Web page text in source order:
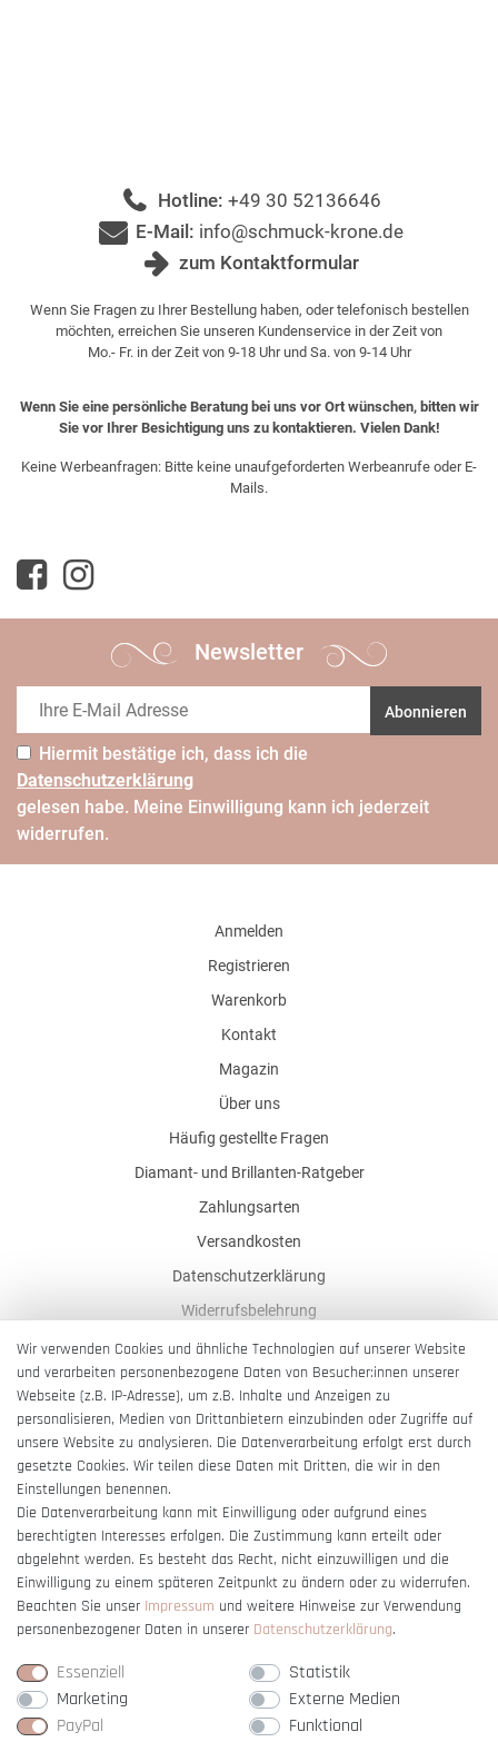
Hotline: +49 30 52136646
E-Mail: info@schmuck-krone.de
zum Kontaktformular
Wenn Sie Fragen zu Ihrer Bestellung haben, oder telefonisch bestellen
möchten, erreichen Sie unseren Kundenservice in der Zeit von
Mo.- Fr. in der Zeit von 9-18 Uhr und Sa. von 9-14 Uhr
Wenn Sie eine persönliche Beratung bei uns vor Ort wünschen, bitten wir
Sie vor Ihrer Besichtigung uns zu kontaktieren. Vielen Dank!
Keine Werbeanfragen: Bitte keine unaufgeforderten Werbeanrufe oder E-
Mails.
Newsletter
Abonnieren
Hiermit bestätige ich, dass ich die
Daten­schutz­erklärung
gelesen habe. Meine Einwilligung kann ich jederzeit
widerrufen.
Anmelden
Registrieren
Warenkorb
Kontakt
Magazin
Über uns
Häufig gestellte Fragen
Diamant- und Brillanten-Ratgeber
Zahlungsarten
Versandkosten
Datenschutzerklärung
Widerrufsbelehrung
AGB
Impressum
Barrierefreiheitserklärung
Vertrag widerrufen
Wir verwenden Cookies und ähnliche Technologien auf unserer Website
und verarbeiten personenbezogene Daten von Besucher:innen unserer
Webseite (z.B. IP-Adresse), um z.B. Inhalte und Anzeigen zu
personalisieren, Medien von Drittanbietern einzubinden oder Zugriffe auf
unsere Website zu analysieren. Die Datenverarbeitung erfolgt erst durch
gesetzte Cookies. Wir teilen diese Daten mit Dritten, die wir in den
Einstellungen benennen.
Die Datenverarbeitung kann mit Einwilligung oder aufgrund eines
berechtigten Interesses erfolgen. Die Zustimmung kann erteilt oder
abgelehnt werden. Es besteht das Recht, nicht einzuwilligen und die
Einwilligung zu einem späteren Zeitpunkt zu ändern oder zu widerrufen.
Beachten Sie unser Impressum und weitere Hinweise zur Verwendung
personenbezogener Daten in unserer Daten­schutz­erklärung.
Essenziell
Statistik
Marketing
Externe Medien
PayPal
Funktional